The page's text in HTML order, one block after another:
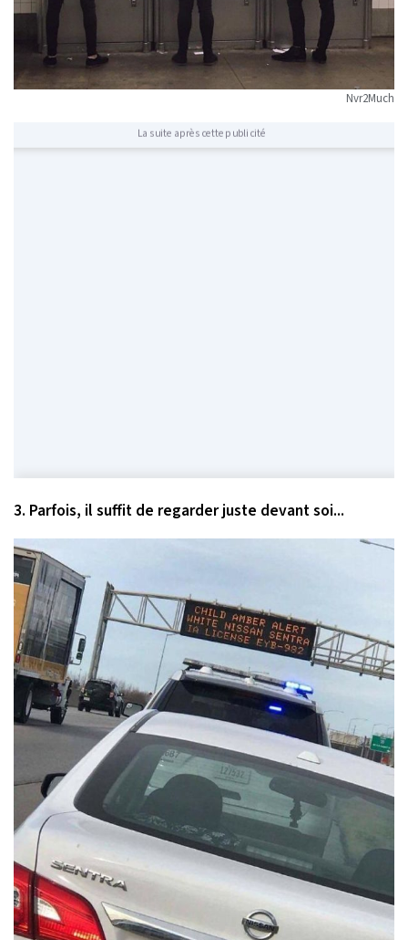
Nvr2Much
La suite après cette publicité
3. Parfois, il suffit de regarder juste devant soi...